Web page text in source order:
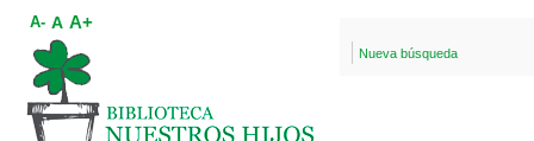
Nueva búsqueda
A- A A+